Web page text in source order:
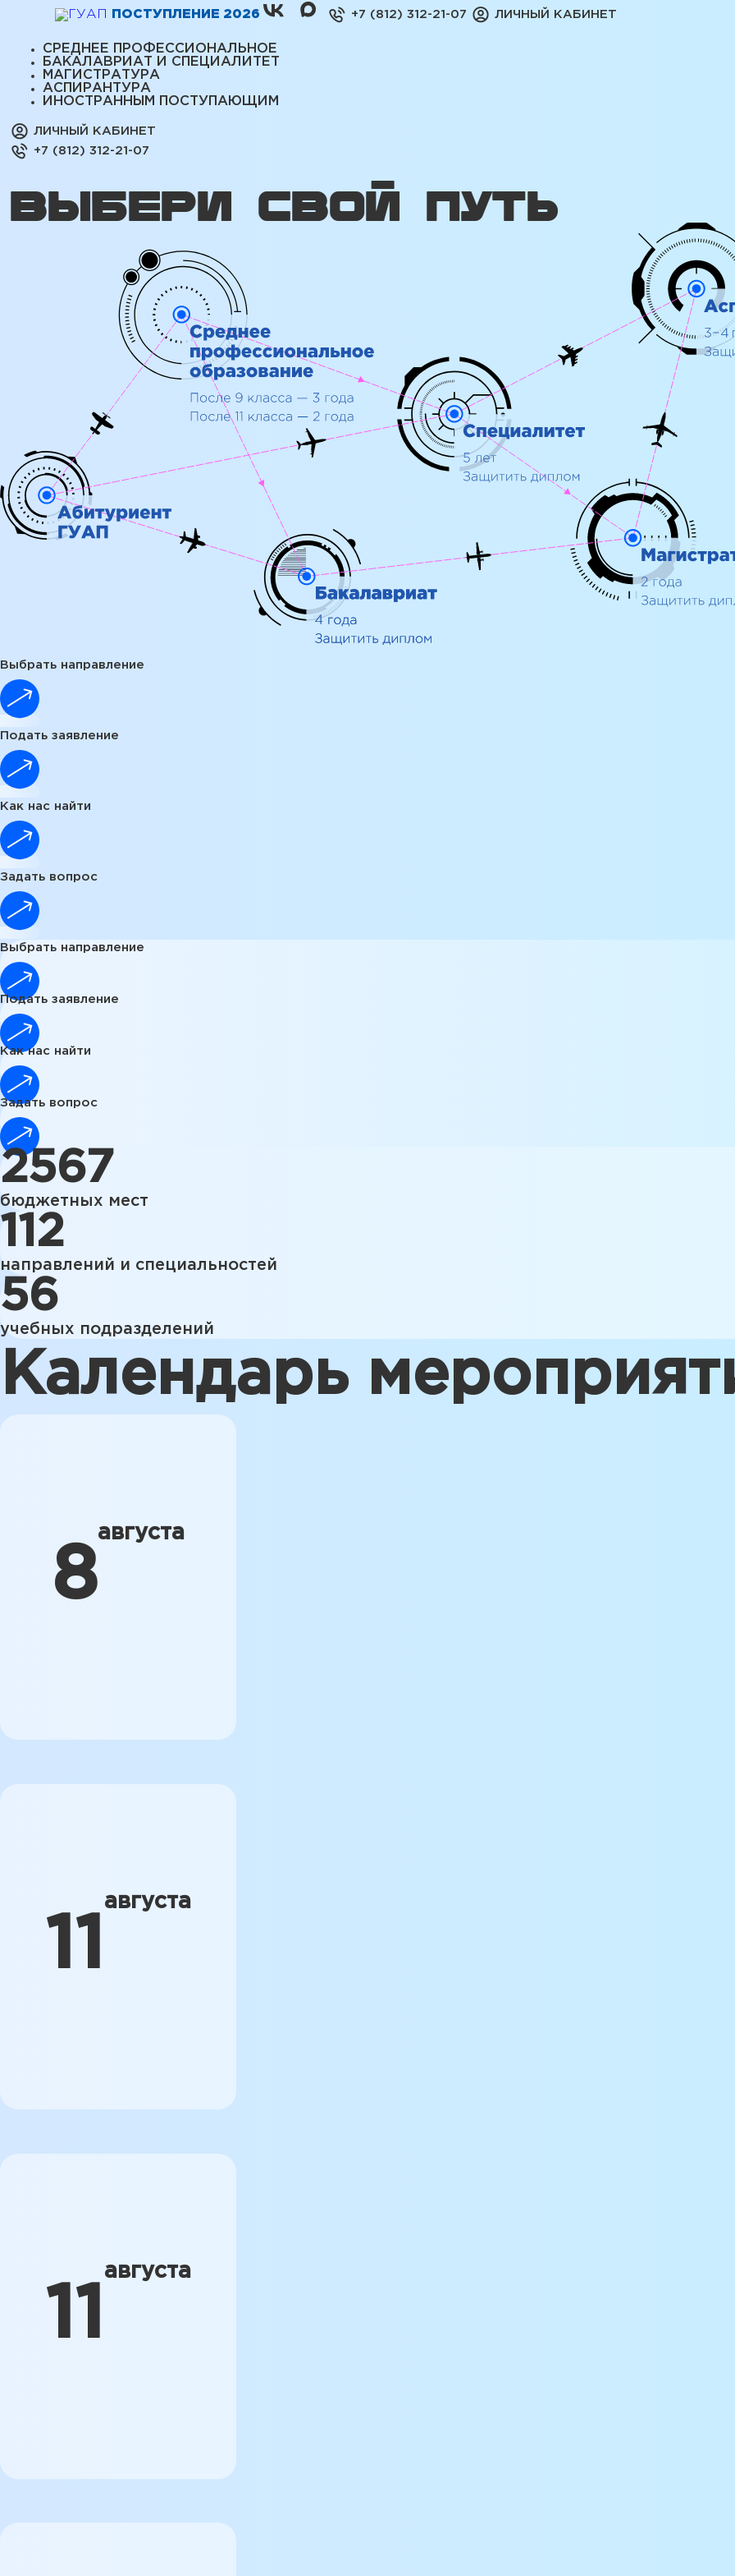
ПОСТУПЛЕНИЕ 2026 +7 (812) 312-21-07 ЛИЧНЫЙ КАБИНЕТ
СРЕДНЕЕ ПРОФЕССИОНАЛЬНОЕ
БАКАЛАВРИАТ И СПЕЦИАЛИТЕТ
МАГИСТРАТУРА
АСПИРАНТУРА
ИНОСТРАННЫМ ПОСТУПАЮЩИМ
ЛИЧНЫЙ КАБИНЕТ
+7 (812) 312-21-07
ВЫБЕРИ СВОЙ ПУТЬ
Выбрать направление
Подать заявление
Как нас найти
Задать вопрос
Выбрать направление
Подать заявление
Как нас найти
Задать вопрос
2567
бюджетных мест
112
направлений и специальностей
56
учебных подразделений
Календарь
8
августа
11
августа
11
августа